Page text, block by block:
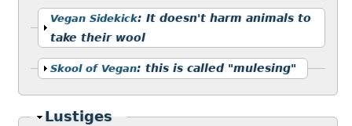
Anzeigen
Vegan Sidekick:It doesn't harm animals to
take their wool
Anzeigen
Skool of Vegan:this is called "mulesing"
Ausblenden
Lustiges